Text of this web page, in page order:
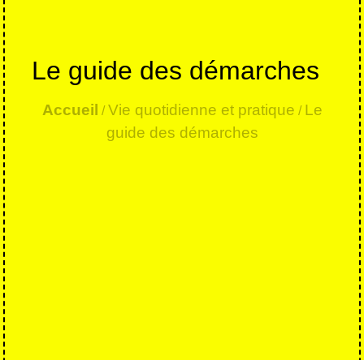
Le guide des démarches
Accueil /Vie quotidienne et pratique / Le
guide des démarches